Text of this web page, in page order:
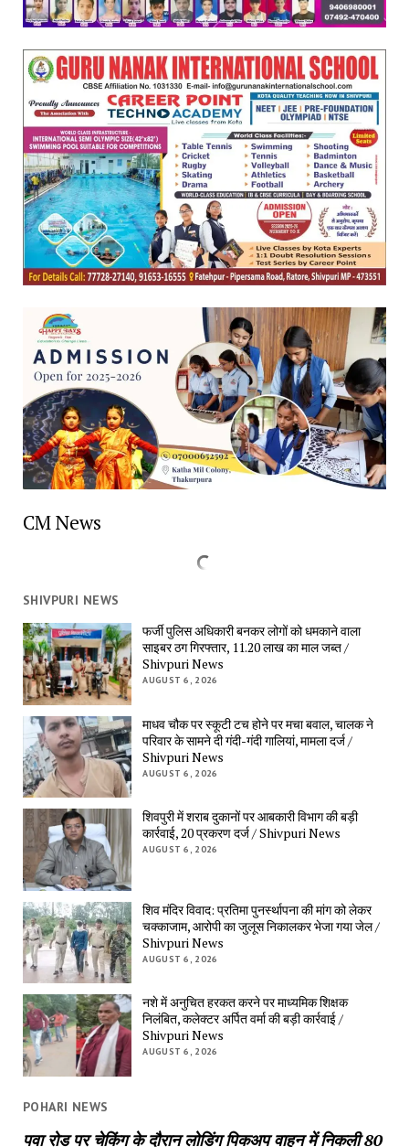
CM News
SHIVPURI NEWS
फर्जी पुलिस अधिकारी बनकर लोगों को धमकाने वाला
साइबर ठग गिरफ्तार, 11.20 लाख का माल जब्त /
Shivpuri News
AUGUST 6, 2026
माधव चौक पर स्कूटी टच होने पर मचा बवाल, चालक ने
परिवार के सामने दी गंदी-गंदी गालियां, मामला दर्ज /
Shivpuri News
AUGUST 6, 2026
शिवपुरी में शराब दुकानों पर आबकारी विभाग की बड़ी
कार्रवाई, 20 प्रकरण दर्ज / Shivpuri News
AUGUST 6, 2026
शिव मंदिर विवाद: प्रतिमा पुनर्स्थापना की मांग को लेकर
चक्काजाम, आरोपी का जुलूस निकालकर भेजा गया जेल /
Shivpuri News
AUGUST 6, 2026
नशे में अनुचित हरकत करने पर माध्यमिक शिक्षक
निलंबित, कलेक्टर अर्पित वर्मा की बड़ी कार्रवाई /
Shivpuri News
AUGUST 6, 2026
POHARI NEWS
पवा रोड पर चेकिंग के दौरान लोडिंग पिकअप वाहन में निकली 80